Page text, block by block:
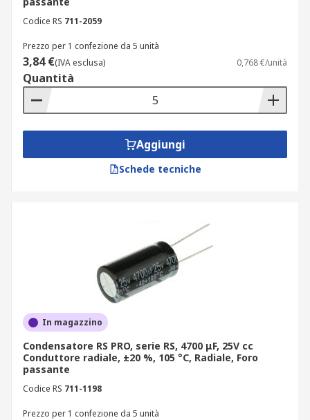
elettrolitico con un ottimo rapporto qualità
ogni tipo.
RS seleziona solo fornitori di comprovata
esperienza nel settore dei componenti passivi,
garantendo condensatori elettrolitici con
tolleranze certificate e prestazioni costanti nel
tempo. Consigliato per chi cerca un condensatore
polarizzato ad alta affidabilità o condensatori
elettrolitici per applicazioni industriali e
Affidati alla qualità RS e acquista ora.
Codice RS 711-2059
Prezzo per 1 confezione da 5 unità
3,84 €(IVA esclusa) 0,768 €/unità
Quantità
Aggiungi
Schede tecniche
In magazzino
Condensatore RS PRO, serie RS, 4700 μF, 25V cc
Conduttore radiale, ±20 %, 105 °C, Radiale, Foro
passante
Codice RS 711-1198
Prezzo per 1 confezione da 5 unità